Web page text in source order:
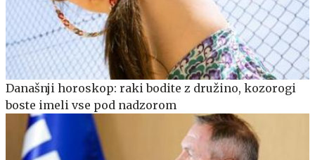
Današnji horoskop: raki bodite z družino, kozorogi
boste imeli vse pod nadzorom